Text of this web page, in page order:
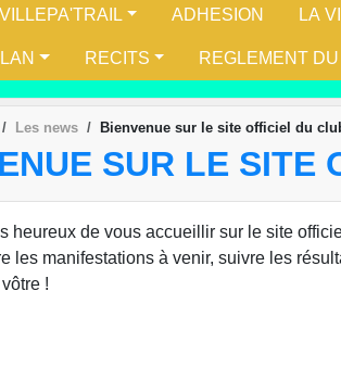
VILLEPA'TRAIL ADHESION LA
RECITS REGLEMENT
Les news Bienvenue sur le site officiel du
SUR LE SITE
heureux de vous accueillir sur le site
les manifestations à venir, suivre les
!